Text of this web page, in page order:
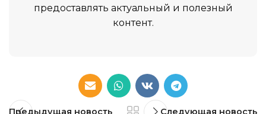
предоставлять актуальный и полезный
контент.
Предыдущая новость Следующая новость